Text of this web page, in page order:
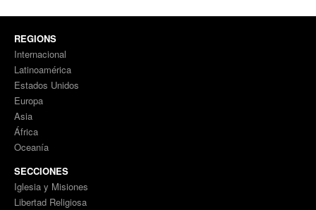
REGIONS
Internacional
Latinoamérica
Estados Unidos
Europa
Asia
África
Oceanía
SECCIONES
Iglesia y Misiones
Libertad Religiosa